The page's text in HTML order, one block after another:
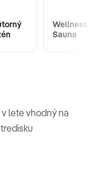
Wellness,
Sauna
v lete vhodný na